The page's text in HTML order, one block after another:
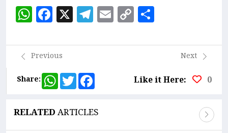
WhatsApp
Facebook
X Telegram
Email
Copy
Link
Previous
Next
Share:
WhatsApp
Twitter Like it Here: 0
RELATEDARTICLES